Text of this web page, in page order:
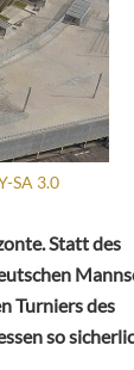
SA 3.0
Statt des
Turniers des
so